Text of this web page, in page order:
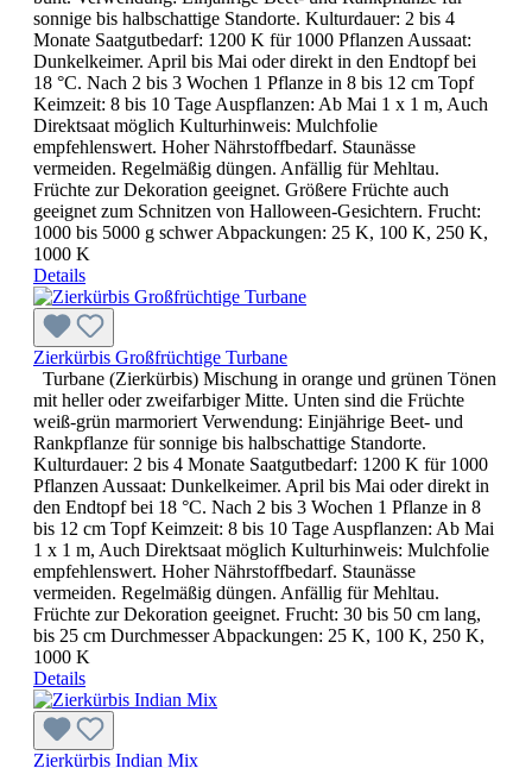
sonnige bis halbschattige Standorte. Kulturdauer: 2 bis 4
Monate Saatgutbedarf: 1200 K für 1000 Pflanzen Aussaat:
Dunkelkeimer. April bis Mai oder direkt in den Endtopf bei
18 °C. Nach 2 bis 3 Wochen 1 Pflanze in 8 bis 12 cm Topf
Keimzeit: 8 bis 10 Tage Auspflanzen: Ab Mai 1 x 1 m, Auch
Direktsaat möglich Kulturhinweis: Mulchfolie
empfehlenswert. Hoher Nährstoffbedarf. Staunässe
vermeiden. Regelmäßig düngen. Anfällig für Mehltau.
Früchte zur Dekoration geeignet. Größere Früchte auch
geeignet zum Schnitzen von Halloween-Gesichtern. Frucht:
1000 bis 5000 g schwer Abpackungen: 25 K, 100 K, 250 K,
1000 K
Details
Zierkürbis Großfrüchtige Turbane
Turbane (Zierkürbis) Mischung in orange und grünen Tönen
mit heller oder zweifarbiger Mitte. Unten sind die Früchte
weiß-grün marmoriert Verwendung: Einjährige Beet- und
Rankpflanze für sonnige bis halbschattige Standorte.
Kulturdauer: 2 bis 4 Monate Saatgutbedarf: 1200 K für 1000
Pflanzen Aussaat: Dunkelkeimer. April bis Mai oder direkt in
den Endtopf bei 18 °C. Nach 2 bis 3 Wochen 1 Pflanze in 8
bis 12 cm Topf Keimzeit: 8 bis 10 Tage Auspflanzen: Ab Mai
1 x 1 m, Auch Direktsaat möglich Kulturhinweis: Mulchfolie
empfehlenswert. Hoher Nährstoffbedarf. Staunässe
vermeiden. Regelmäßig düngen. Anfällig für Mehltau.
Früchte zur Dekoration geeignet. Frucht: 30 bis 50 cm lang,
bis 25 cm Durchmesser Abpackungen: 25 K, 100 K, 250 K,
1000 K
Details
Zierkürbis Indian Mix